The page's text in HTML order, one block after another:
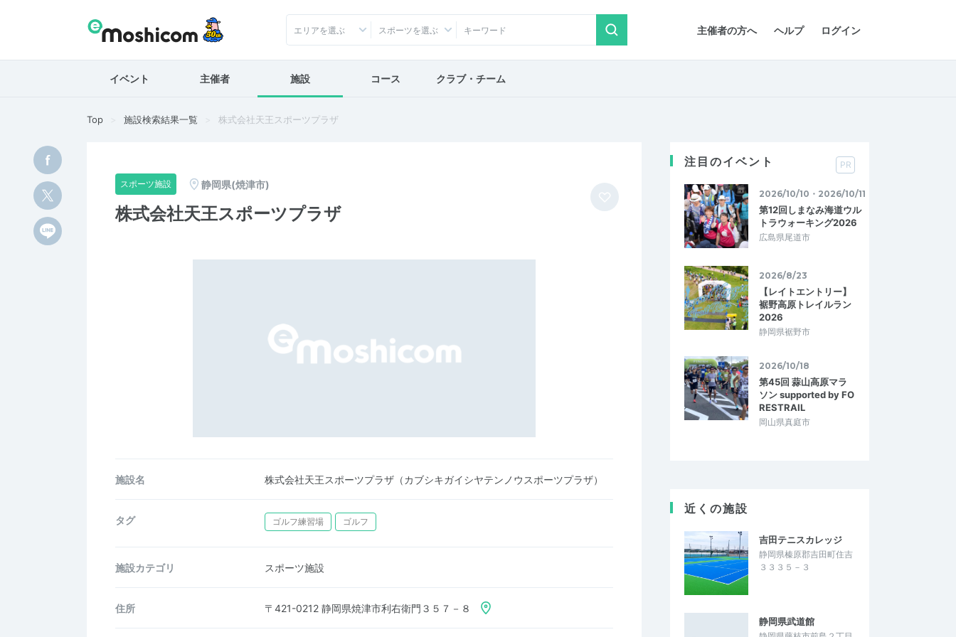
主催者の方へ ヘルプ ログイン
エリアを選ぶ スポーツを選ぶ
イベント 主催者 施設 コース クラブ・チーム
Top 施設検索結果一覧 株式会社天王スポーツプラザ
スポーツ施設 静岡県(焼津市)
株式会社天王スポーツプラザ
施設名 株式会社天王スポーツプラザ（カブシキガイシヤテンノウスポーツプラザ）
タグ ゴルフ練習場 ゴルフ
施設カテゴリ スポーツ施設
住所 〒421-0212 静岡県焼津市利右衛門３５７－８
注目のイベント PR
2026/10/10・2026/10/11
第12回しまなみ海道ウル
トラウォーキング2026
広島県尾道市
2026/8/23
【レイトエントリー】
裾野高原トレイルラン
2026
静岡県裾野市
2026/10/18
第45回 蒜山高原マラ
ソン supported by FO
RESTRAIL
岡山県真庭市
近くの施設
吉田テニスカレッジ
静岡県榛原郡吉田町住吉
３３３５－３
静岡県武道館